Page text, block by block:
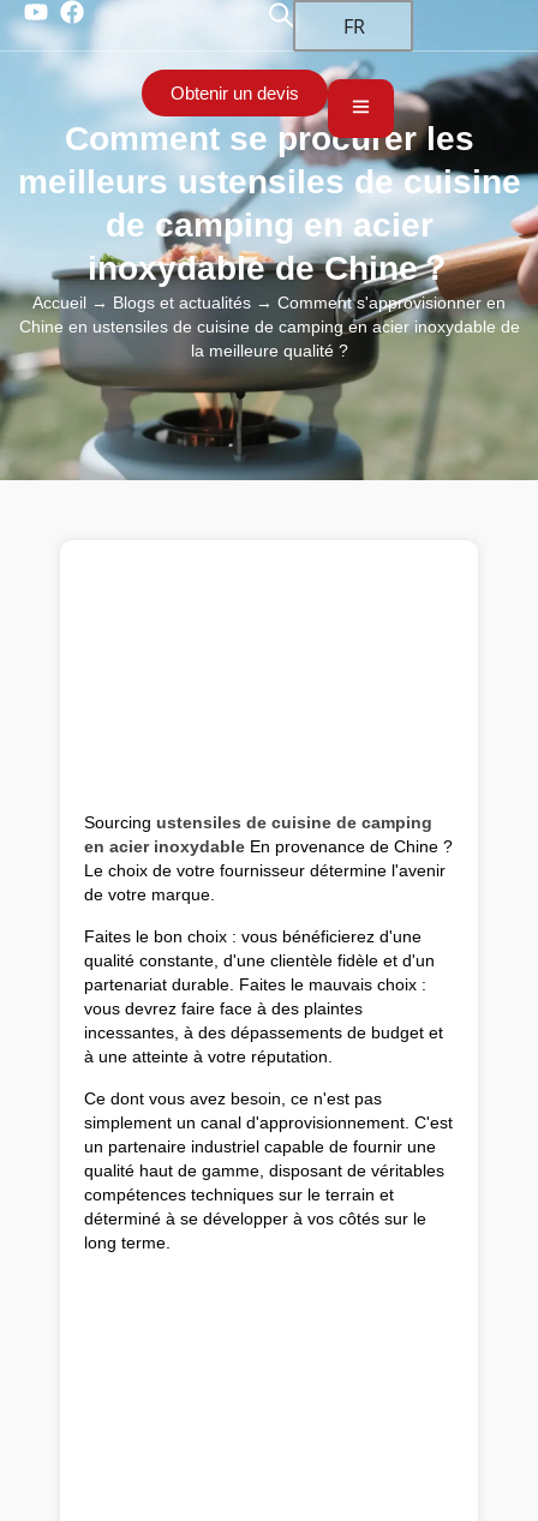
FR
Obtenir un devis
Comment se procurer les
meilleurs ustensiles de cuisine
de camping en acier
inoxydable de Chine？
Accueil → Blogs et actualités → Comment s'approvisionner en
Chine en ustensiles de cuisine de camping en acier inoxydable de
la meilleure qualité ?
Sourcing ustensiles de cuisine de camping
en acier inoxydable En provenance de Chine ?
Le choix de votre fournisseur détermine l'avenir
de votre marque.
Faites le bon choix : vous bénéficierez d'une
qualité constante, d'une clientèle fidèle et d'un
partenariat durable. Faites le mauvais choix :
vous devrez faire face à des plaintes
incessantes, à des dépassements de budget et
à une atteinte à votre réputation.
Ce dont vous avez besoin, ce n'est pas
simplement un canal d'approvisionnement. C'est
un partenaire industriel capable de fournir une
qualité haut de gamme, disposant de véritables
compétences techniques sur le terrain et
déterminé à se développer à vos côtés sur le
long terme.